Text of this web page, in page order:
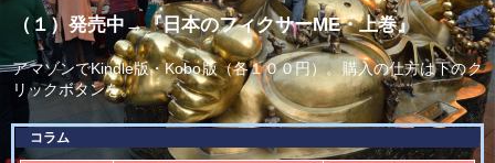
（１）発売中→『日本のフィクサーME・上巻』
アマゾンでKindle版・Kobo版（各１００円）。購入の仕方は下のク
リックボタンを。
コラム